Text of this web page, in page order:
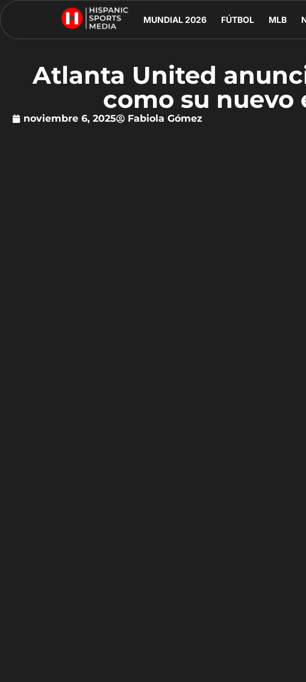
MUNDIAL 2026 FÚTBOL MLB
Atlanta United
como su nuevo
noviembre 6, 2025 Fabiola Gómez